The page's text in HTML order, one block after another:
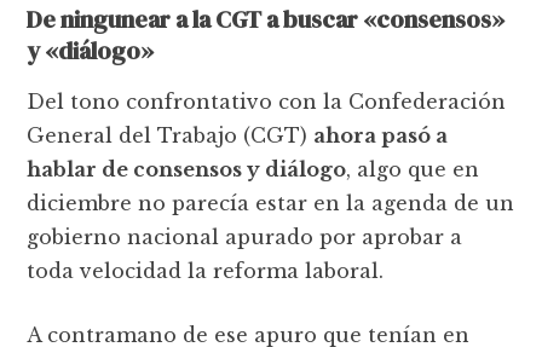
De ningunear a la CGT a buscar «consensos»
y «diálogo»
Del tono confrontativo con la Confederación
General del Trabajo (CGT) ahora pasó a
hablar de consensos y diálogo, algo que en
diciembre no parecía estar en la agenda de un
gobierno nacional apurado por aprobar a
toda velocidad la reforma laboral.
A contramano de ese apuro que tenían en